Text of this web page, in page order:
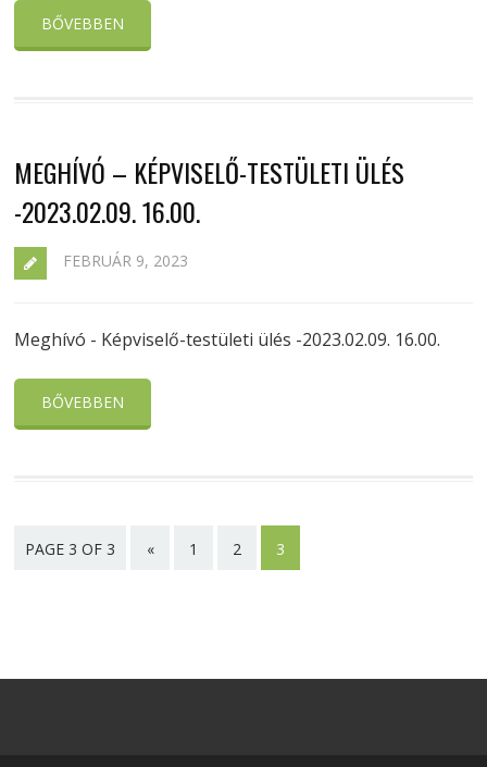
BŐVEBBEN
MEGHÍVÓ – KÉPVISELŐ-TESTÜLETI ÜLÉS
-2023.02.09. 16.00.
FEBRUÁR 9, 2023
Meghívó - Képviselő-testületi ülés -2023.02.09. 16.00.
BŐVEBBEN
PAGE 3 OF 3 « 1 2 3